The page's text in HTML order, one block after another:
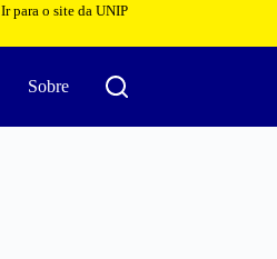
Ir para o site da UNIP
Sobre